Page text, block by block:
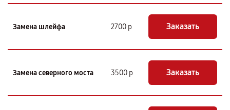
Замена шлейфа 2700 р Заказать
Замена северного моста 3500 р Заказать